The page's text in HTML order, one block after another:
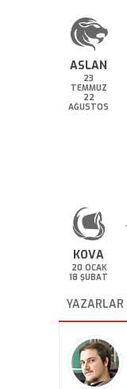
ASLAN
23
TEMMUZ
22
AĞUSTOS
KOVA
20 OCAK
18 ŞUBAT
YAZARLAR